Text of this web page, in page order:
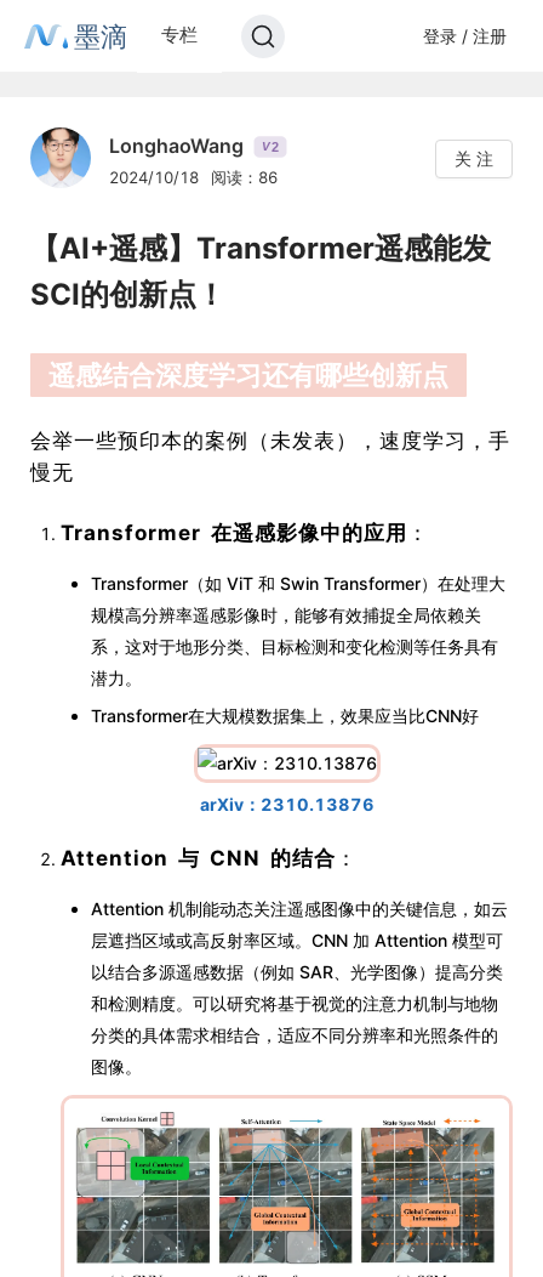
墨滴 专栏 登录 / 注册
LonghaoWang V2
2024/10/18 阅读：86
关 注
【AI+遥感】Transformer遥感能发
SCI的创新点！
遥感结合深度学习还有哪些创新点
会举一些预印本的案例（未发表），速度学习，手
慢无
Transformer 在遥感影像中的应用 ：
Transformer（如 ViT 和 Swin Transformer）在处理大
规模高分辨率遥感影像时，能够有效捕捉全局依赖关
系，这对于地形分类、目标检测和变化检测等任务具有
潜力。
Transformer在大规模数据集上，效果应当比CNN好
arXiv：2310.13876
Attention 与 CNN 的结合 ：
Attention 机制能动态关注遥感图像中的关键信息，如云
层遮挡区域或高反射率区域。CNN 加 Attention 模型可
以结合多源遥感数据（例如 SAR、光学图像）提高分类
和检测精度。可以研究将基于视觉的注意力机制与地物
分类的具体需求相结合，适应不同分辨率和光照条件的
图像。